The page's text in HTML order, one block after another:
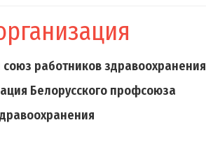
работников здравоохранения
Белорусского профсоюза